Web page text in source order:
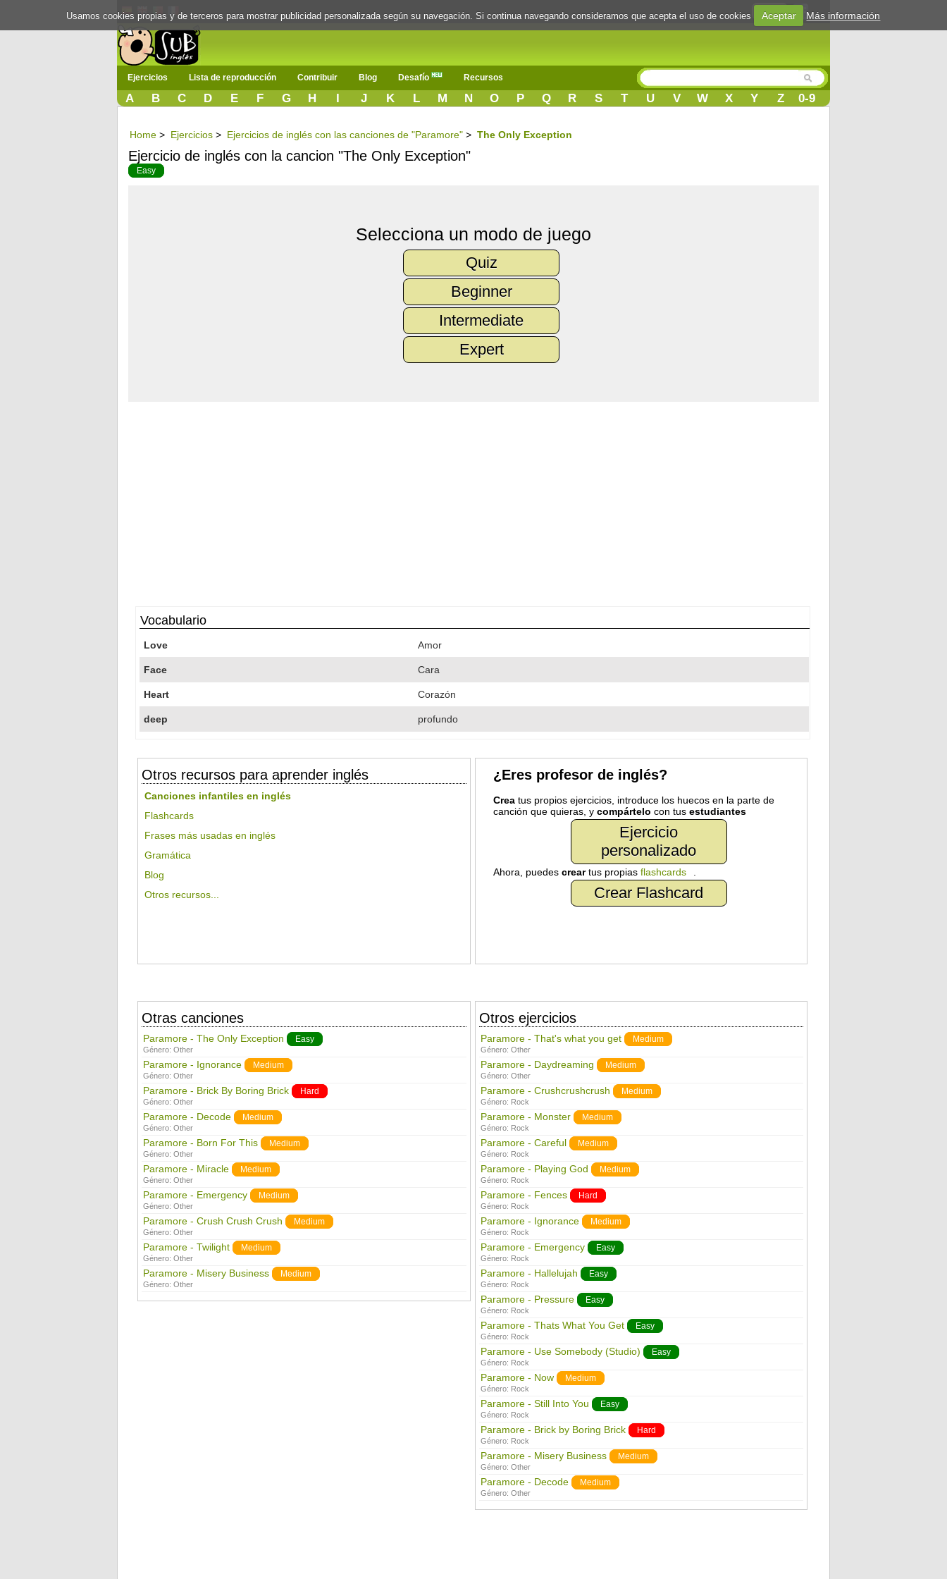
Login
Ejercicios Lista de reproducción Contribuir Blog Desafío Recursos
A B C D E F G H I J K L M N O P Q R S T U V W X Y Z 0-9
Home > Ejercicios > Ejercicios de inglés con las canciones de "Paramore" > The Only Exception
Ejercicio de inglés con la cancion "The Only Exception"
Easy
Selecciona un modo de juego
Quiz
Beginner
Intermediate
Expert
Vocabulario
Love Amor
Face Cara
Heart Corazón
deep profundo
Otros recursos para aprender inglés
Canciones infantiles en inglés
Flashcards
Frases más usadas en inglés
Gramática
Blog
Otros recursos...
¿Eres profesor de inglés?
Creatus propios ejercicios, introduce los huecos en la parte de
canción que quieras, y compártelo con tus estudiantes
Ejercicio
personalizado
Ahora, puedes creartus propias flashcards
Crear Flashcard
Otras canciones
Paramore - The Only Exception Easy
Género: Other
Paramore - Ignorance Medium
Género: Other
Paramore - Brick By Boring Brick Hard
Género: Other
Paramore - Decode Medium
Género: Other
Paramore - Born For This Medium
Género: Other
Paramore - Miracle Medium
Género: Other
Paramore - Emergency Medium
Género: Other
Paramore - Crush Crush Crush Medium
Género: Other
Paramore - Twilight Medium
Género: Other
Paramore - Misery Business Medium
Género: Other
Otros ejercicios
Paramore - That's what you get Medium
Género: Other
Paramore - Daydreaming Medium
Género: Other
Paramore - Crushcrushcrush Medium
Género: Rock
Paramore - Monster Medium
Género: Rock
Paramore - Careful Medium
Género: Rock
Paramore - Playing God Medium
Género: Rock
Paramore - Fences Hard
Género: Rock
Paramore - Ignorance Medium
Género: Rock
Paramore - Emergency Easy
Género: Rock
Paramore - Hallelujah Easy
Género: Rock
Paramore - Pressure Easy
Género: Rock
Paramore - Thats What You Get Easy
Género: Rock
Paramore - Use Somebody (Studio) Easy
Género: Rock
Paramore - Now Medium
Género: Rock
Paramore - Still Into You Easy
Género: Rock
Paramore - Brick by Boring Brick Hard
Género: Rock
Paramore - Misery Business Medium
Género: Other
Paramore - Decode Medium
Género: Other
Usamos cookies propias y de terceros para mostrar publicidad personalizada según su navegación. Si continua navegando consideramos que acepta el uso de cookies Aceptar Más información